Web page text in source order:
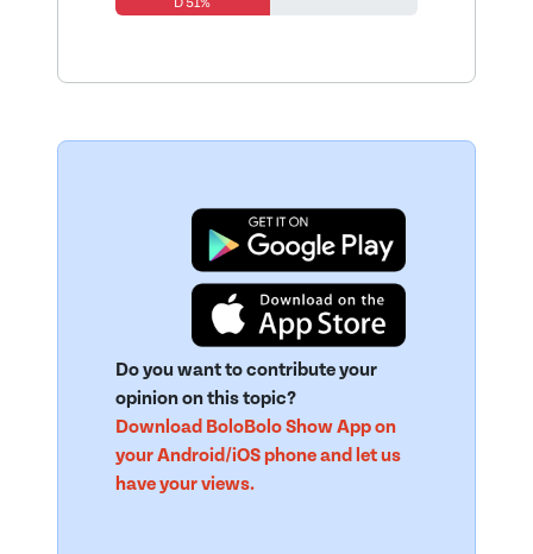
Do you want to contribute your
opinion on this topic?
Download BoloBolo Show App on
your Android/iOS phone and let us
have your views.